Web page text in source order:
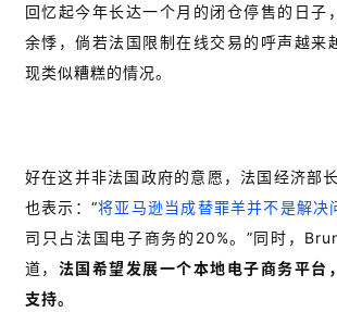
回忆起今年长达一个月的闭仓停售的日子
余悸，倘若法国限制在线交易的呼声越来
现类似糟糕的情况。
好在这并非法国政府的意愿，法国经济部
也表示：“将亚马逊当成替罪羊并不是解决
司只占法国电子商务的20%。”同时，
道， 法国希望发展一个本地电子商务平台
支持。